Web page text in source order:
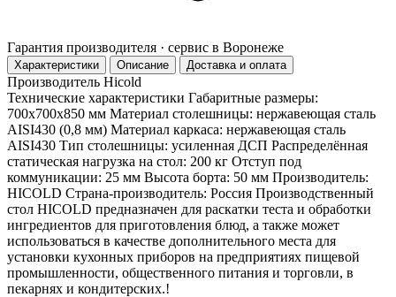
Гарантия производителя · сервис в Воронеже
Характеристики Описание Доставка и оплата
Производитель Hicold
Технические характеристики Габаритные размеры:
700х700х850 мм Материал столешницы: нержавеющая сталь
AISI430 (0,8 мм) Материал каркаса: нержавеющая сталь
AISI430 Тип столешницы: усиленная ДСП Распределённая
статическая нагрузка на стол: 200 кг Отступ под
коммуникации: 25 мм Высота борта: 50 мм Производитель:
HICOLD Страна-производитель: Россия Производственный
стол HICOLD предназначен для раскатки теста и обработки
ингредиентов для приготовления блюд, а также может
использоваться в качестве дополнительного места для
установки кухонных приборов на предприятиях пищевой
промышленности, общественного питания и торговли, в
пекарнях и кондитерских.!